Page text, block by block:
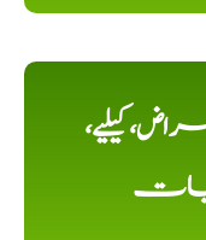
کیلیے،
جات